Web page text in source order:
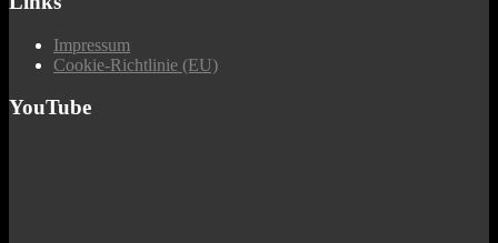
Impressum
Cookie-Richtlinie (EU)
YouTube